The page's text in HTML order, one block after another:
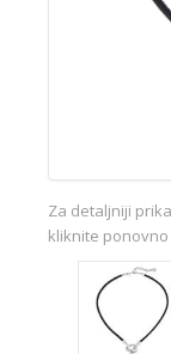
Za detaljniji
kliknite ponovno